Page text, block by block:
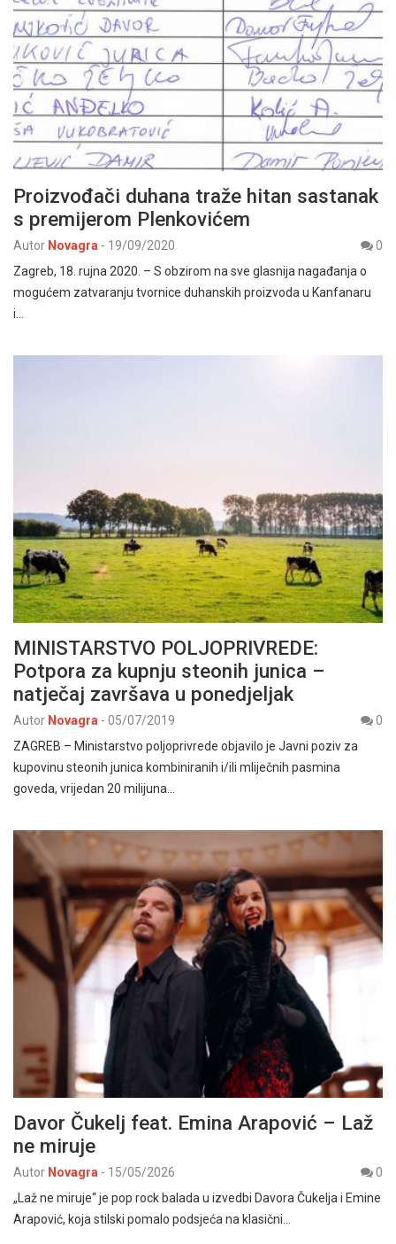
Proizvođači duhana traže hitan sastanak
s premijerom Plenkovićem
Autor Novagra - 19/09/2020
0
Zagreb, 18. rujna 2020. – S obzirom na sve glasnija nagađanja o
mogućem zatvaranju tvornice duhanskih proizvoda u Kanfanaru
i…
MINISTARSTVO POLJOPRIVREDE:
Potpora za kupnju steonih junica –
natječaj završava u ponedjeljak
Autor Novagra - 05/07/2019
0
ZAGREB – Ministarstvo poljoprivrede objavilo je Javni poziv za
kupovinu steonih junica kombiniranih i/ili mliječnih pasmina
goveda, vrijedan 20 milijuna…
Davor Čukelj feat. Emina Arapović – Laž
ne miruje
Autor Novagra - 15/05/2026
0
„Laž ne miruje“ je pop rock balada u izvedbi Davora Čukelja i Emine
Arapović, koja stilski pomalo podsjeća na klasični…